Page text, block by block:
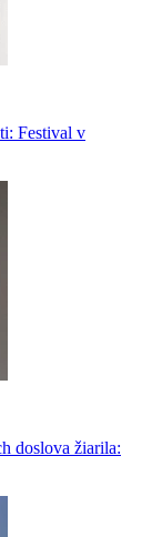
Festival v
doslova žiarila: